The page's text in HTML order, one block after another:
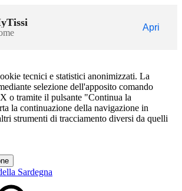
Apri
tecnici e statistici anonimizzati. La
selezione dell'apposito comando
o tramite il pulsante "Continua la
la continuazione della navigazione in
strumenti di tracciamento diversi da quelli
Sardegna